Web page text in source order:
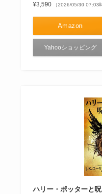
¥3,590
（2026/05/30 07:03
Amazon
Yahooショッピング
ハリー・ポッターと